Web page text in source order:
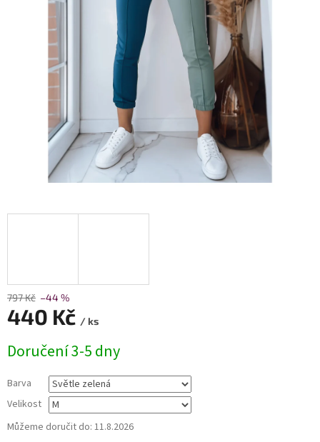
797 Kč –44 %
440 Kč / ks
cena:
Doručení 3-5 dny
Barva
Velikost
Můžeme doručit do: 11.8.2026